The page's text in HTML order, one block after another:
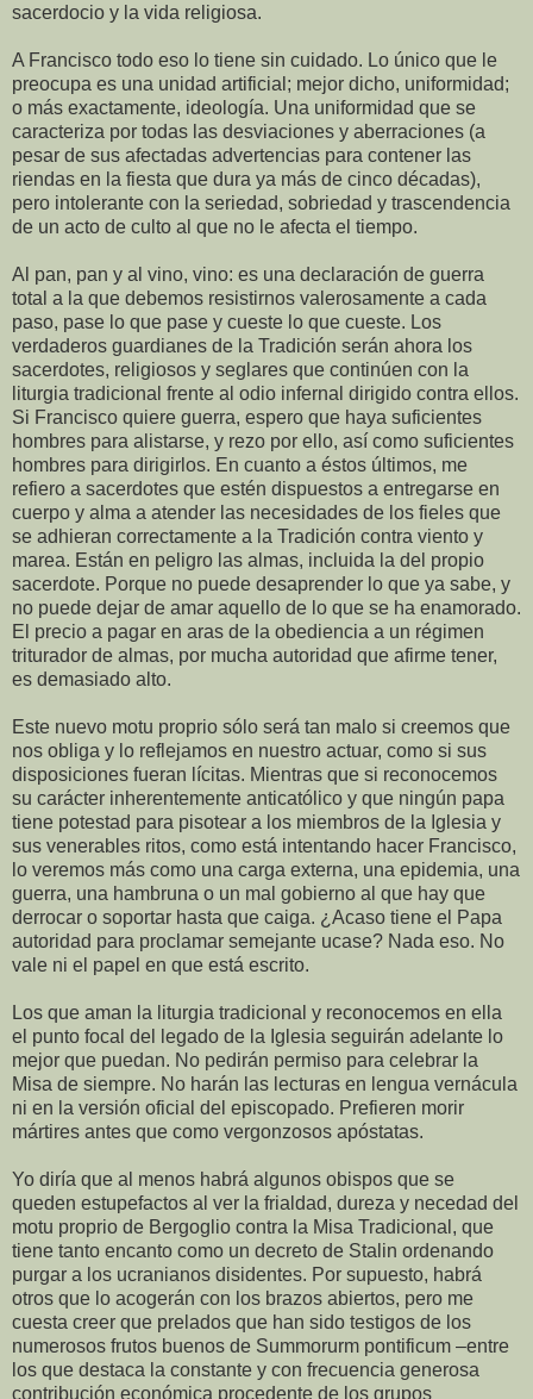
sacerdocio y la vida religiosa.
A Francisco todo eso lo tiene sin cuidado. Lo único que le
preocupa es una unidad artificial; mejor dicho, uniformidad;
o más exactamente, ideología. Una uniformidad que se
caracteriza por todas las desviaciones y aberraciones (a
pesar de sus afectadas advertencias para contener las
riendas en la fiesta que dura ya más de cinco décadas),
pero intolerante con la seriedad, sobriedad y trascendencia
de un acto de culto al que no le afecta el tiempo.
Al pan, pan y al vino, vino: es una declaración de guerra
total a la que debemos resistirnos valerosamente a cada
paso, pase lo que pase y cueste lo que cueste. Los
verdaderos guardianes de la Tradición serán ahora los
sacerdotes, religiosos y seglares que continúen con la
liturgia tradicional frente al odio infernal dirigido contra ellos.
Si Francisco quiere guerra, espero que haya suficientes
hombres para alistarse, y rezo por ello, así como suficientes
hombres para dirigirlos. En cuanto a éstos últimos, me
refiero a sacerdotes que estén dispuestos a entregarse en
cuerpo y alma a atender las necesidades de los fieles que
se adhieran correctamente a la Tradición contra viento y
marea. Están en peligro las almas, incluida la del propio
sacerdote. Porque no puede desaprender lo que ya sabe, y
no puede dejar de amar aquello de lo que se ha enamorado.
El precio a pagar en aras de la obediencia a un régimen
triturador de almas, por mucha autoridad que afirme tener,
es demasiado alto.
Este nuevo motu proprio sólo será tan malo si creemos que
nos obliga y lo reflejamos en nuestro actuar, como si sus
disposiciones fueran lícitas. Mientras que si reconocemos
su carácter inherentemente anticatólico y que ningún papa
tiene potestad para pisotear a los miembros de la Iglesia y
sus venerables ritos, como está intentando hacer Francisco,
lo veremos más como una carga externa, una epidemia, una
guerra, una hambruna o un mal gobierno al que hay que
derrocar o soportar hasta que caiga. ¿Acaso tiene el Papa
autoridad para proclamar semejante ucase? Nada eso. No
vale ni el papel en que está escrito.
Los que aman la liturgia tradicional y reconocemos en ella
el punto focal del legado de la Iglesia seguirán adelante lo
mejor que puedan. No pedirán permiso para celebrar la
Misa de siempre. No harán las lecturas en lengua vernácula
ni en la versión oficial del episcopado. Prefieren morir
mártires antes que como vergonzosos apóstatas.
Yo diría que al menos habrá algunos obispos que se
queden estupefactos al ver la frialdad, dureza y necedad del
motu proprio de Bergoglio contra la Misa Tradicional, que
tiene tanto encanto como un decreto de Stalin ordenando
purgar a los ucranianos disidentes. Por supuesto, habrá
otros que lo acogerán con los brazos abiertos, pero me
cuesta creer que prelados que han sido testigos de los
numerosos frutos buenos de Summorurm pontificum –entre
los que destaca la constante y con frecuencia generosa
contribución económica procedente de los grupos